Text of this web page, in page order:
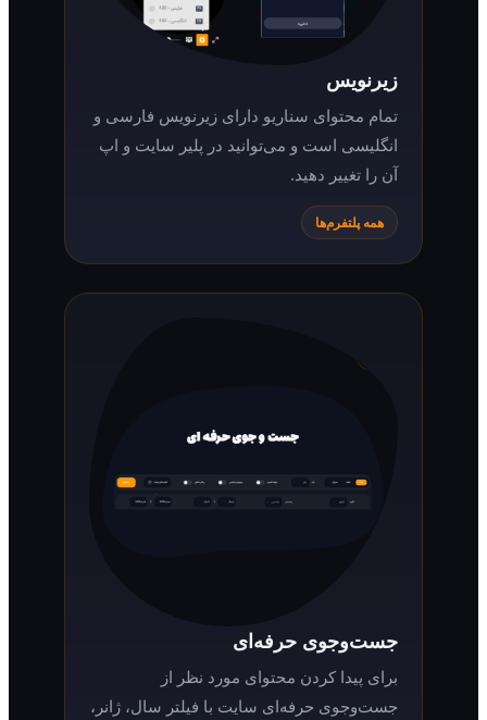
تمام محتوای سناریو دارای زیرنویس فارسی و
انگلیسی است و می‌توانید در پلیر سایت و اپ
آن را تغییر دهید.
همه پلتفرم‌ها
جست‌وجوی حرفه‌ای
برای پیدا کردن محتوای مورد نظر از
جست‌وجوی حرفه‌ای سایت با فیلتر سال، ژانر،